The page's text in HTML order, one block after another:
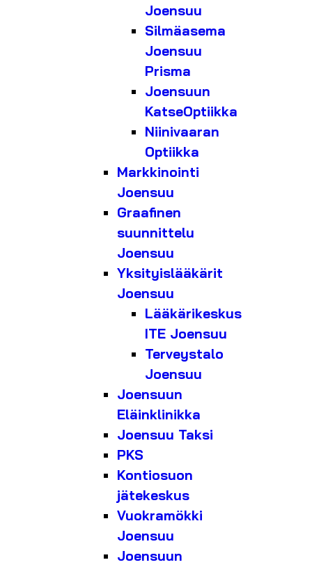
Joensuu
Silmäasema
Joensuu
Prisma
Joensuun
KatseOptiikka
Niinivaaran
Optiikka
Markkinointi
Joensuu
Graafinen
suunnittelu
Joensuu
Yksityislääkärit
Joensuu
Lääkärikeskus
ITE Joensuu
Terveystalo
Joensuu
Joensuun
Eläinklinikka
Joensuu Taksi
PKS
Kontiosuon
jätekeskus
Vuokramökki
Joensuu
Joensuun